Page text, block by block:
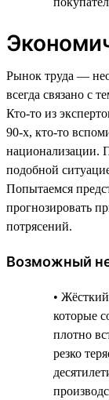
Рынок труда —
всегда связано с
Кто-то из
90-х, кто-то
национализации.
подобной
Попытаемся
прогнозировать
потрясений.
Возможный
•
которые
плотно
резко